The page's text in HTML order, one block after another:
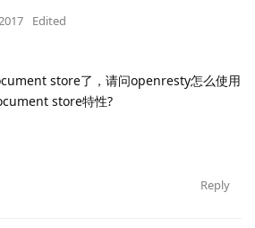
Edited
store了，请问openresty怎么使用
store特性?
Reply